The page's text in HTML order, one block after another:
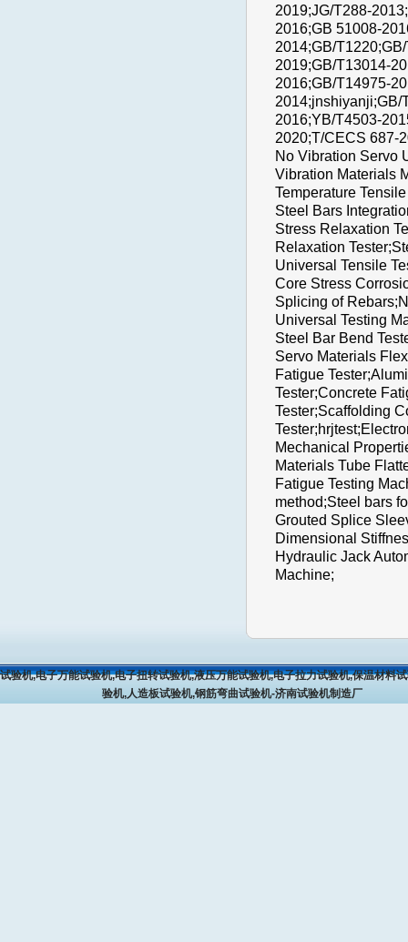
2019;JG/T288-
2016;GB 51008-
2014;GB/
2019;GB/T13014-
2016;GB/T14975-
2014;jnshiyanji;GB/
2016;YB/T4503-
2020;T/CECS 687-
No Vibration Servo
Vibration Materials
Temperature
Steel Bars
Stress Relaxation
Relaxation
Universal Tensile
Core Stress
Splicing of
Universal Testing
Steel Bar Bend
Servo Materials
Fatigue
Tester;Concrete
Tester;Scaffolding
Mechanical
Materials Tube
Fatigue Testing
method;Steel bars
Grouted Splice
Dimensional
Hydraulic Jack
Machine;
试验机,电子万能试验机,电子扭转试验机,液压万能试验机,电子拉力试验机,保温材料
验机,人造板试验机,钢筋弯曲试验机-济南试验机制造厂